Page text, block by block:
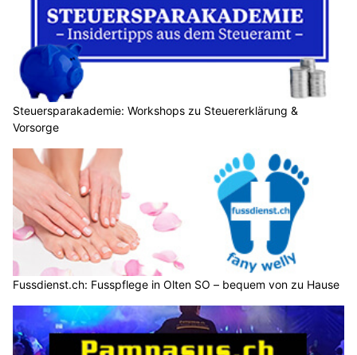
Steuersparakademie: Workshops zu Steuererklärung &
Vorsorge
Fussdienst.ch: Fusspflege in Olten SO – bequem von zu Hause